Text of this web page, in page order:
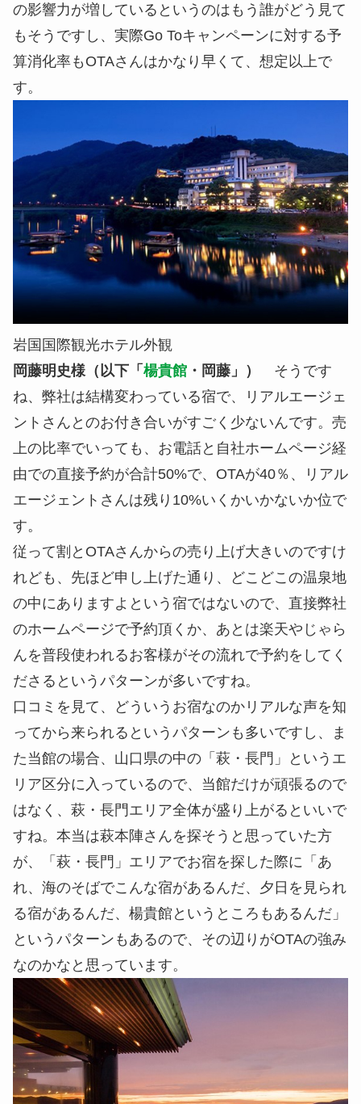
の影響力が増しているというのはもう誰がどう見て
もそうですし、実際Go Toキャンペーンに対する予
算消化率もOTAさんはかなり早くて、想定以上で
す。
岩国国際観光ホテル外観
岡藤明史様（以下「 楊貴館 ・岡藤」） そうです
ね、弊社は結構変わっている宿で、リアルエージェ
ントさんとのお付き合いがすごく少ないんです。売
上の比率でいっても、お電話と自社ホームページ経
由での直接予約が合計50%で、OTAが40％、リアル
エージェントさんは残り10%いくかいかないか位で
す。
従って割とOTAさんからの売り上げ大きいのですけ
れども、先ほど申し上げた通り、どこどこの温泉地
の中にありますよという宿ではないので、直接弊社
のホームページで予約頂くか、あとは楽天やじゃら
んを普段使われるお客様がその流れで予約をしてく
ださるというパターンが多いですね。
口コミを見て、どういうお宿なのかリアルな声を知
ってから来られるというパターンも多いですし、ま
た当館の場合、山口県の中の「萩・長門」というエ
リア区分に入っているので、当館だけが頑張るので
はなく、萩・長門エリア全体が盛り上がるといいで
すね。本当は萩本陣さんを探そうと思っていた方
が、「萩・長門」エリアでお宿を探した際に「あ
れ、海のそばでこんな宿があるんだ、夕日を見られ
る宿があるんだ、楊貴館というところもあるんだ」
というパターンもあるので、その辺りがOTAの強み
なのかなと思っています。